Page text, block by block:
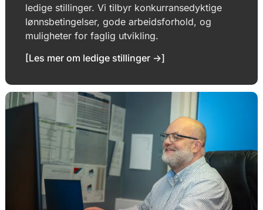
ledige stillinger. Vi tilbyr konkurransedyktige
lønnsbetingelser, gode arbeidsforhold, og
muligheter for faglig utvikling.
[Les mer om ledige stillinger ->]